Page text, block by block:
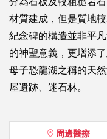
材質建成，但是質地
紀念碑的構造並非平
的神聖意義，更增添
母子恐龍湖之稱的天
屋遺跡、迷石林。
周邊醫療